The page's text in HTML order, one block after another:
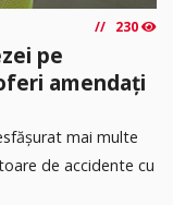
230
pe
amendați
mai multe
de accidente cu